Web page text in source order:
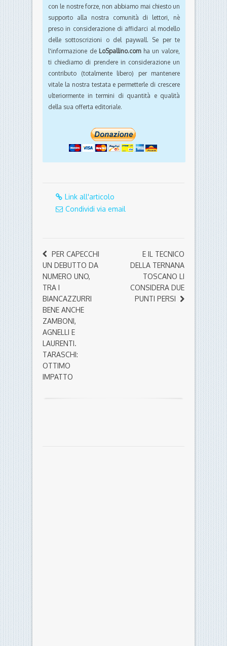
con le nostre forze, non abbiamo mai chiesto un
supporto alla nostra comunità di lettori, nè
preso in considerazione di affidarci al modello
delle sottoscrizioni o del paywall. Se per te
l'informazione de LoSpallino.comha un valore,
ti chiediamo di prendere in considerazione un
contributo (totalmente libero) per mantenere
vitale la nostra testata e permetterle di crescere
ulteriormente in termini di quantità e qualità
della sua offerta editoriale.
Link all'articolo
Condividi via email
PER CAPECCHI
UN DEBUTTO DA
NUMERO UNO,
TRA I
BIANCAZZURRI
BENE ANCHE
ZAMBONI,
AGNELLI E
LAURENTI.
TARASCHI:
OTTIMO
IMPATTO
E IL TECNICO
DELLA TERNANA
TOSCANO LI
CONSIDERA DUE
PUNTI PERSI